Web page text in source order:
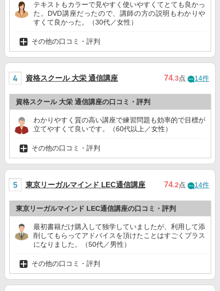
テキストもカラーで見やすく使いやすくてとても良かっ
た。DVD講座だったので、講師の方の説明もわかりや
すくて良かった。（30代／女性）
その他の口コミ・評判
資格スクール 大栄 通信講座 74.3点 14件
資格スクール 大栄 通信講座の口コミ・評判
わかりやすく質の高い講座で練習問題も効率的で目標が
立てやすくて良いです。（60代以上／女性）
その他の口コミ・評判
東京リーガルマインド LEC通信講座 74.2点 14件
東京リーガルマインド LEC通信講座の口コミ・評判
最初書籍だけ購入して独学していましたが、利用して添
削してもらってアドバイスを頂けたことはすごくプラス
になりました。（50代／男性）
その他の口コミ・評判